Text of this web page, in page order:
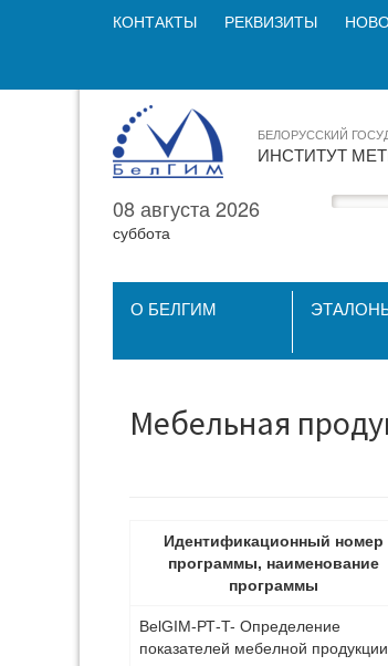
КОНТАКТЫ РЕКВИЗИТЫ
БЕЛОРУССКИЙ
ИНСТИТУТ
08 августа 2026
суббота
О БЕЛГИМ
Мебельная
Идентификационный номер
программы, наименование
программы
BelGIM-РТ-T- Определение
показателей мебелной продукции